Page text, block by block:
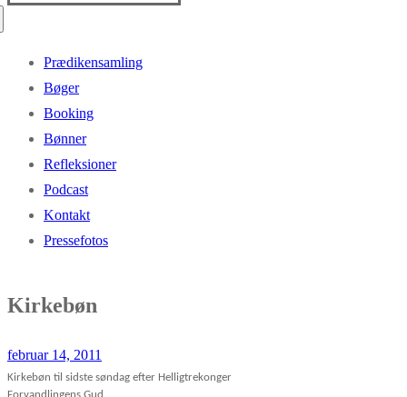
Prædikensamling
Bøger
Booking
Bønner
Refleksioner
Podcast
Kontakt
Pressefotos
Kirkebøn
februar 14, 2011
Kirkebøn til sidste søndag efter Helligtrekonger
Forvandlingens Gud,